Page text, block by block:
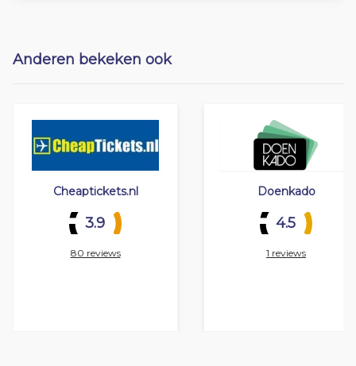
Anderen bekeken ook
Cheaptickets.nl
3.9
80 reviews
Doenkado
4.5
1 reviews